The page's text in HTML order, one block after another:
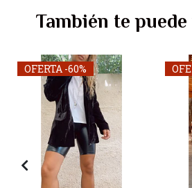
También te
OFERTA -60%